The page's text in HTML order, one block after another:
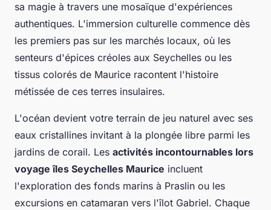
sa magie à travers une mosaïque d'expériences
authentiques. L'immersion culturelle commence dès
les premiers pas sur les marchés locaux, où les
senteurs d'épices créoles aux Seychelles ou les
tissus colorés de Maurice racontent l'histoire
métissée de ces terres insulaires.
L'océan devient votre terrain de jeu naturel avec ses
eaux cristallines invitant à la plongée libre parmi les
jardins de corail. Les activités incontournables lors
voyage îles Seychelles Maurice incluent
l'exploration des fonds marins à Praslin ou les
excursions en catamaran vers l'îlot Gabriel. Chaque